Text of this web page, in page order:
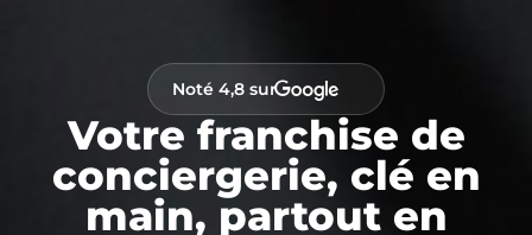
Noté 4,8 sur
Votre franchise de
conciergerie, clé en
main, partout en